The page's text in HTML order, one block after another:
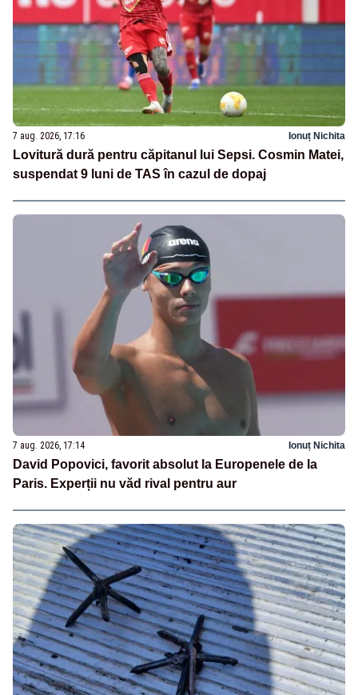
7 aug. 2026, 17:16 Ionuț Nichita
Lovitură dură pentru căpitanul lui Sepsi. Cosmin Matei,
suspendat 9 luni de TAS în cazul de dopaj
7 aug. 2026, 17:14 Ionuț Nichita
David Popovici, favorit absolut la Europenele de la
Paris. Experții nu văd rival pentru aur